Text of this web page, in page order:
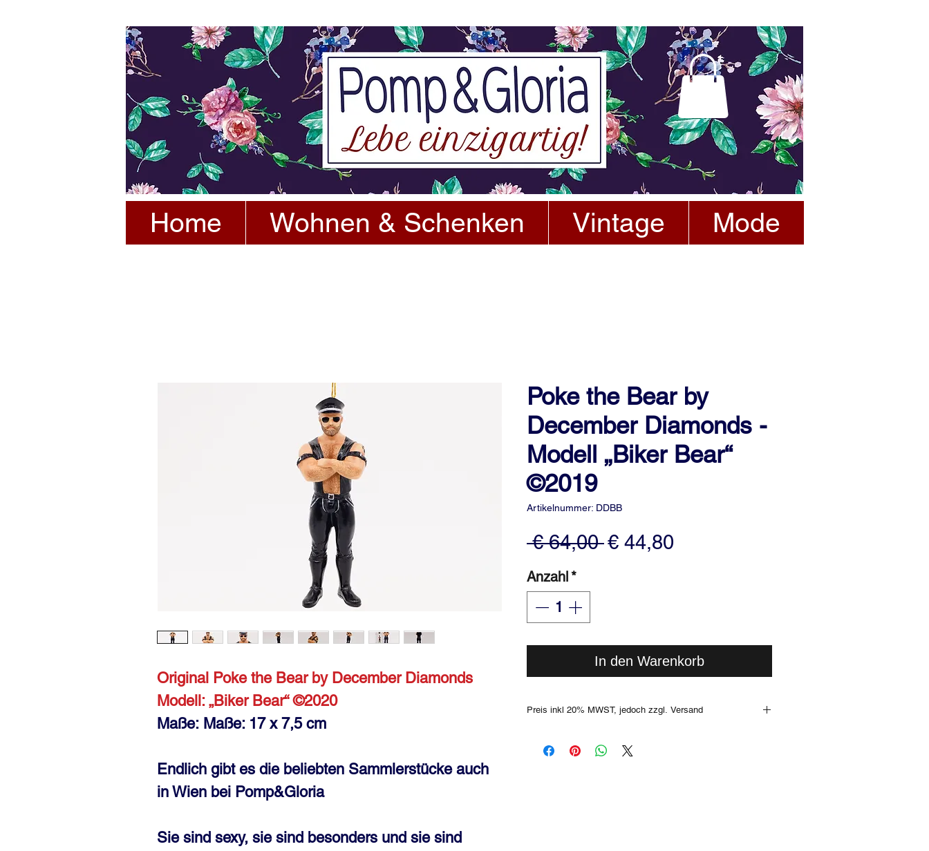
Home Wohnen & Schenken Vintage Mode
Original Poke the Bear by December Diamonds
Modell: „Biker Bear“ ©2020
Maße: Maße: 17 x 7,5 cm
Endlich gibt es die beliebten Sammlerstücke auch
in Wien bei Pomp&Gloria
Sie sind sexy, sie sind besonders und sie sind
Poke the Bear by
December Diamonds -
Modell „Biker Bear“
©2019
Artikelnummer: DDBB
€ 64,00 Standardpreis
€ 44,80
Anzahl*
In den Warenkorb
Preis inkl 20% MWST, jedoch zzgl. Versand